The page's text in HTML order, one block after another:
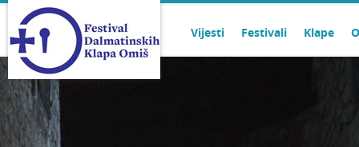
Vijesti Festivali Klape